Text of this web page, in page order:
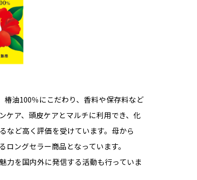
椿油100％にこだわり、香料や保存料など
ケア、頭皮ケアとマルチに利用でき、化
など高く評価を受けています。母から
ングセラー商品となっています。
力を国内外に発信する活動も行っていま